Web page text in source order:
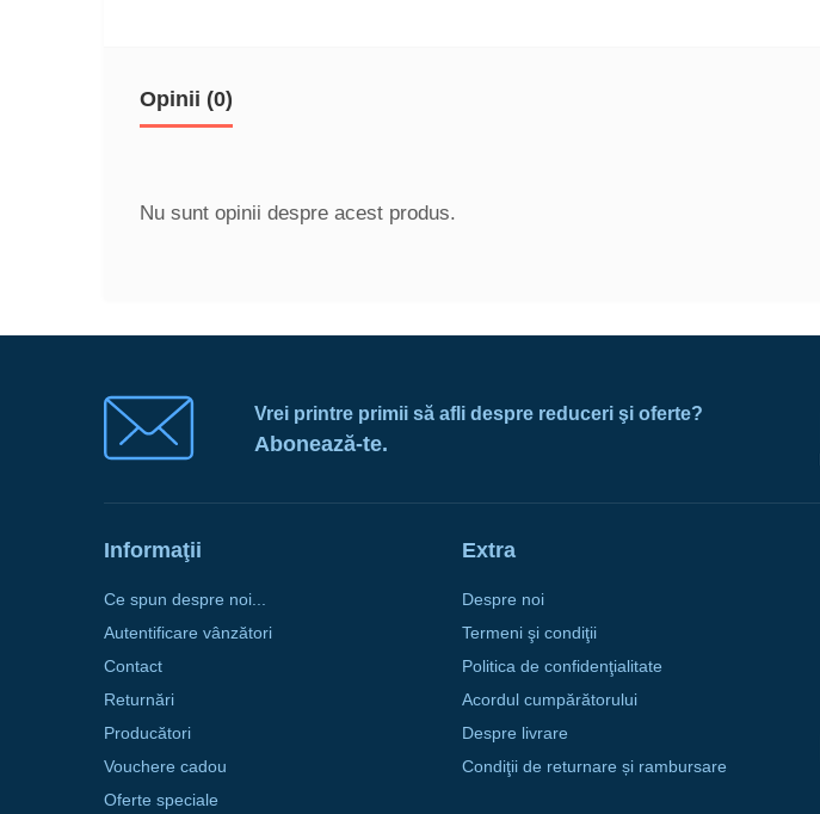
Opinii (0)
Nu sunt opinii despre acest produs.
Vrei printre primii să afli despre reduceri şi oferte?
Abonează-te.
Informaţii
Ce spun despre noi...
Autentificare vânzători
Contact
Returnări
Producători
Vouchere cadou
Oferte speciale
Extra
Despre noi
Termeni şi condiţii
Politica de confidenţialitate
Acordul cumpărătorului
Despre livrare
Condiţii de returnare și rambursare